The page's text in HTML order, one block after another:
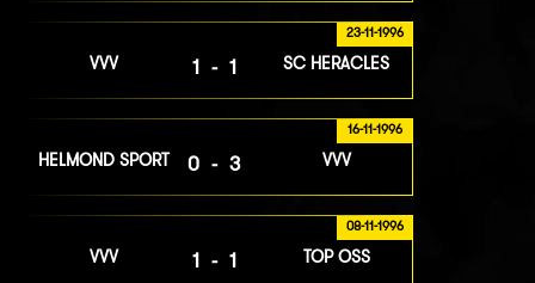
23-11-1996
VVV 1-1 SC HERACLES
16-11-1996
HELMOND SPORT 0-3 VVV
08-11-1996
VVV 1-1 TOP OSS